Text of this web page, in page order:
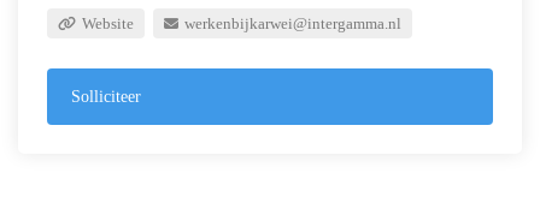
Website werkenbijkarwei@intergamma.nl
Solliciteer